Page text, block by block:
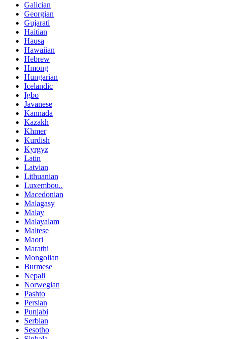
Galician
Georgian
Gujarati
Haitian
Hausa
Hawaiian
Hebrew
Hmong
Hungarian
Icelandic
Igbo
Javanese
Kannada
Kazakh
Khmer
Kurdish
Kyrgyz
Latin
Latvian
Lithuanian
Luxembou..
Macedonian
Malagasy
Malay
Malayalam
Maltese
Maori
Marathi
Mongolian
Burmese
Nepali
Norwegian
Pashto
Persian
Punjabi
Serbian
Sesotho